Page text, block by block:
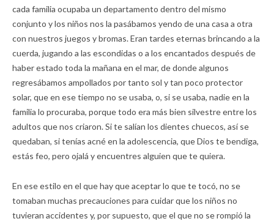
cada familia ocupaba un departamento dentro del mismo
conjunto y los niños nos la pasábamos yendo de una casa a otra
con nuestros juegos y bromas. Eran tardes eternas brincando a la
cuerda, jugando a las escondidas o a los encantados después de
haber estado toda la mañana en el mar, de donde algunos
regresábamos ampollados por tanto sol y tan poco protector
solar, que en ese tiempo no se usaba, o, si se usaba, nadie en la
familia lo procuraba, porque todo era más bien silvestre entre los
adultos que nos criaron. Si te salían los dientes chuecos, así se
quedaban, si tenías acné en la adolescencia, que Dios te bendiga,
estás feo, pero ojalá y encuentres alguien que te quiera.
En ese estilo en el que hay que aceptar lo que te tocó, no se
tomaban muchas precauciones para cuidar que los niños no
tuvieran accidentes y, por supuesto, que el que no se rompió la